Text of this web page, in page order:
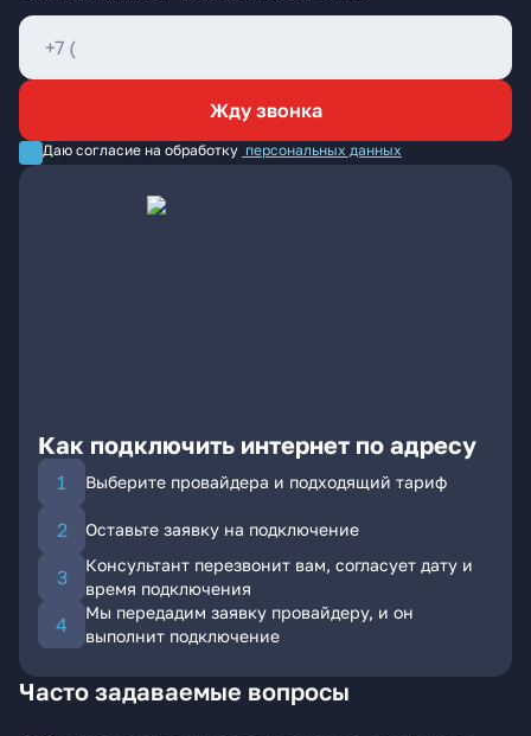
Жду звонка
Даю согласие на обработку персональных данных
Как подключить интернет по адресу
Выберите провайдера и подходящий тариф
Оставьте заявку на подключение
Консультант перезвонит вам, согласует дату и
время подключения
Мы передадим заявку провайдеру, и он
выполнит подключение
Часто задаваемые вопросы